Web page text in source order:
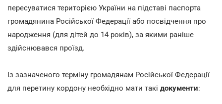
пересуватися територією України на підставі паспорта
громадянина Російської Федерації або посвідчення про
народження (для дітей до 14 років), за якими раніше
здійснювався проїзд.
Із зазначеного терміну громадянам Російської Федерації
для перетину кордону необхідно мати такі документи: